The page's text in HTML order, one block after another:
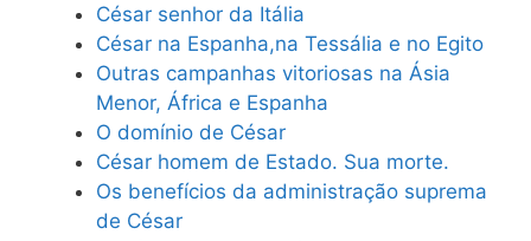
César senhor da Itália
César na Espanha,na Tessália e no Egito
Outras campanhas vitoriosas na Ásia
Menor, África e Espanha
O domínio de César
César homem de Estado. Sua morte.
Os benefícios da administração suprema
de César